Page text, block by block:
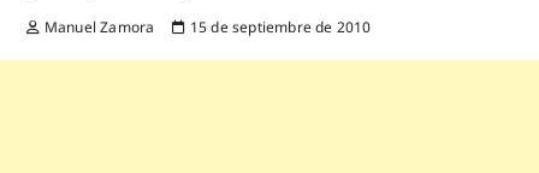
Manuel Zamora 15 de septiembre de 2010